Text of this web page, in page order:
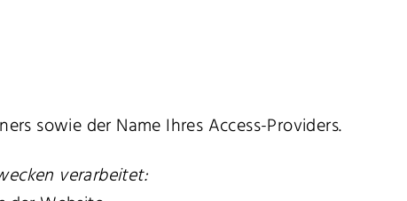
sowie der Name Ihres Access-Providers.
verarbeitet: